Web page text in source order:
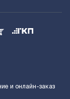
и онлайн-заказ